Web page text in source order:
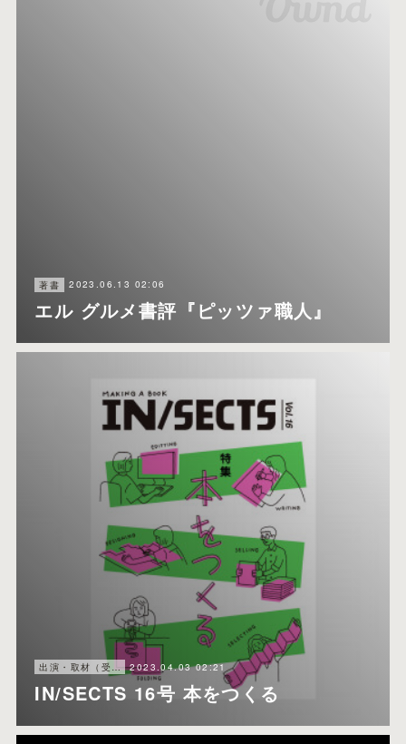
著書 2023.06.13 02:06
エル グルメ書評『ピッツァ職人』
出演・取材（受けたほう） 2023.04.03 02:21
IN/SECTS 16号 本をつくる